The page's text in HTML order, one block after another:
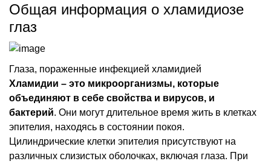
Общая информация о хламидиозе
глаз
Глаза, пораженные инфекцией хламидией
Хламидии – это микроорганизмы, которые
объединяют в себе свойства и вирусов, и
бактерий. Они могут длительное время жить в клетках
эпителия, находясь в состоянии покоя.
Цилиндрические клетки эпителия присутствуют на
различных слизистых оболочках, включая глаза. При